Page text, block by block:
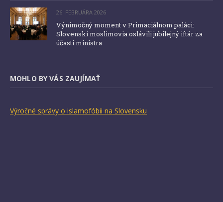
26. FEBRUÁRA 2026
Výnimočný moment v Primaciálnom paláci:
Slovenskí moslimovia oslávili jubilejný iftár za
účasti ministra
MOHLO BY VÁS ZAUJÍMAŤ
Výročné správy o islamofóbii na Slovensku